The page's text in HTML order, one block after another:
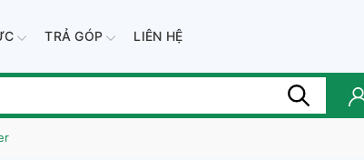
TRẢ GÓP LIÊN HỆ